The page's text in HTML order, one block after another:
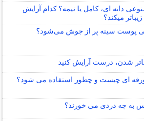
دانه ای، کامل یا نیمه؟ کدام آرایش
میکند؟
پوست سینه پر از جوش می‌شود؟
شدن، درست آرایش کنید
ای چیست و چطور استفاده می شود؟
به چه دردی می خورند؟